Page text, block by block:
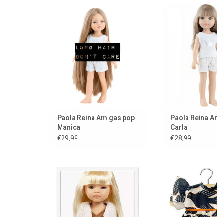
Mooie Manica van Paola Reina
met extreem lang haar!
TOEVOEGEN AAN WINKELWAGEN
Paola Reina Amigas pop
Manica
€29,99
Amigas pop
TOEVOEGEN AAN
Paola Reina
Carla
€28,99
Vestje van imitatiebont voor jouw
(las) Amigas pop
TOEVOEGEN AAN WINKELWAGEN
Poppenjurk voor
van het Franse
TOEVOEGEN AAN